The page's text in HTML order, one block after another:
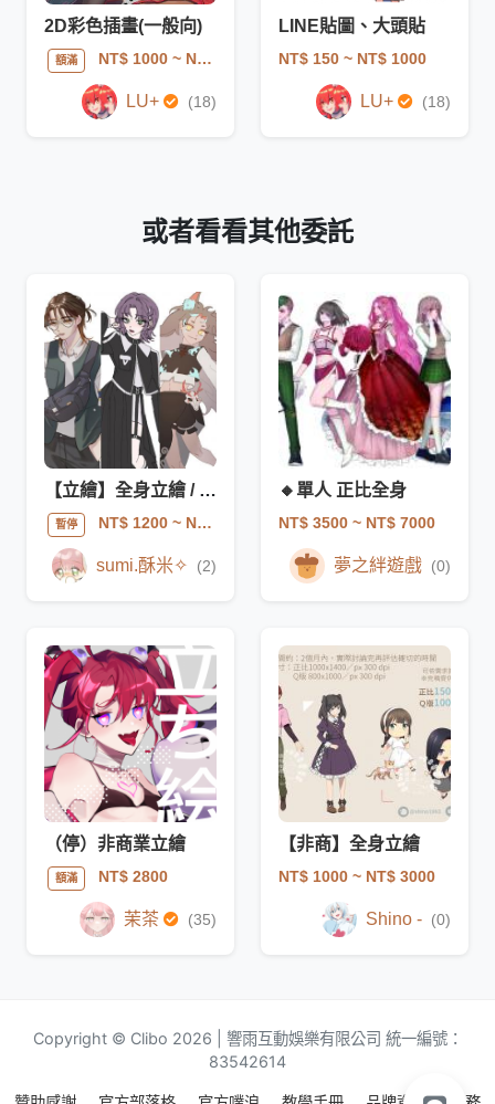
2D彩色插畫(一般向)
額滿 NT$ 1000~ NT$ 9000
LU+ (18)
LINE貼圖、大頭貼
NT$ 150 ~ NT$ 1000
LU+ (18)
或者看看其他委託
【立繪】全身立繪 / 角卡設計 / 換裝 / 塗鴉立繪驚喜包
暫停 NT$ 1200~ NT$ 4250
sumi.酥米✧ (2)
🔸單人 正比全身
NT$ 3500 ~ NT$ 7000
夢之絆遊戲 (0)
（停）非商業立繪
額滿 NT$ 2800
茉茶 (35)
【非商】全身立繪
NT$ 1000 ~ NT$ 3000
Shino - (0)
Copyright © Clibo 2026 | 響雨互動娛樂有限公司 統一編號：
83542614